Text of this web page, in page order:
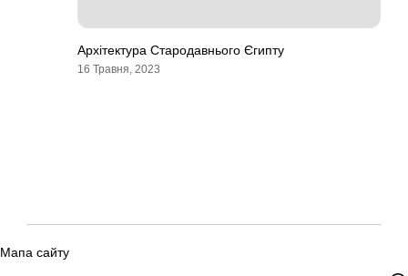
Архітектура Стародавнього Єгипту
16 Травня, 2023
Мапа сайту